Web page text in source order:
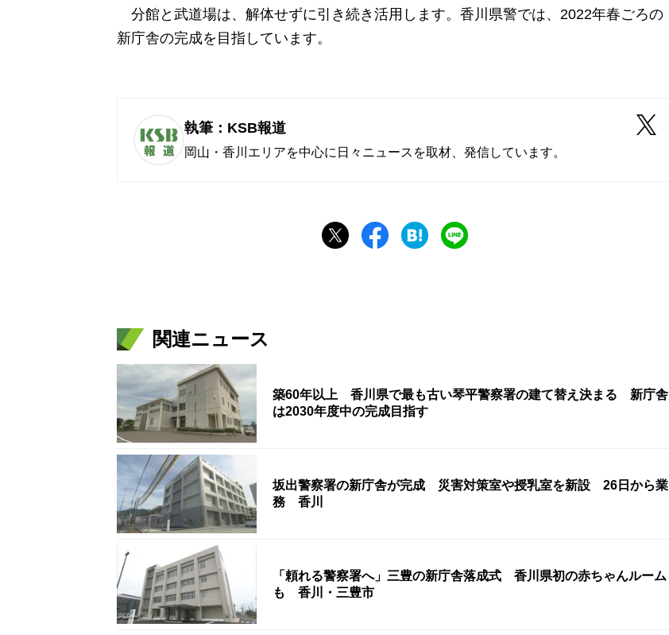
分館と武道場は、解体せずに引き続き活用します。香川県警では、2022年春ごろの
新庁舎の完成を目指しています。
執筆：KSB報道
岡山・香川エリアを中心に日々ニュースを取材、発信しています。
関連ニュース
築60年以上 香川県で最も古い琴平警察署の建て替え決まる 新庁舎
は2030年度中の完成目指す
坂出警察署の新庁舎が完成 災害対策室や授乳室を新設 26日から業
務 香川
「頼れる警察署へ」三豊の新庁舎落成式 香川県初の赤ちゃんルーム
も 香川・三豊市